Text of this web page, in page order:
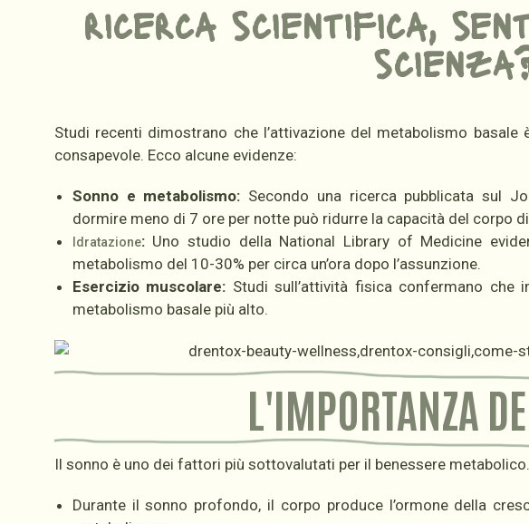
ricerca scientifica,
Studi recenti dimostrano che l’attivazione del metabolismo
consapevole. Ecco alcune evidenze:
Sonno e metabolismo: Secondo una ricerca pubblicata sul
dormire meno di 7 ore per notte può ridurre la capacità del corpo
Idratazione:Uno studio della National Library of Medicine
metabolismo del 10-30% per circa un’ora dopo l’assunzione.
Esercizio muscolare: Studi sull’attività fisica confermano che
metabolismo basale più alto.
L'IMPORTANZA
Il sonno è uno dei fattori più sottovalutati per il benessere
Durante il sonno profondo, il corpo produce l’ormone della